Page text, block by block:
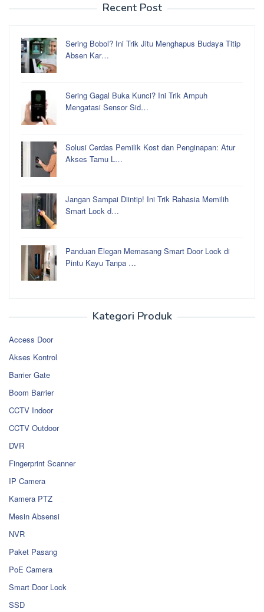
Recent Post
Sering Bobol? Ini Trik Jitu Menghapus Budaya Titip
Absen Kar…
Sering Gagal Buka Kunci? Ini Trik Ampuh
Mengatasi Sensor Sid…
Solusi Cerdas Pemilik Kost dan Penginapan: Atur
Akses Tamu L…
Jangan Sampai Diintip! Ini Trik Rahasia Memilih
Smart Lock d…
Panduan Elegan Memasang Smart Door Lock di
Pintu Kayu Tanpa …
Kategori Produk
Access Door
Akses Kontrol
Barrier Gate
Boom Barrier
CCTV Indoor
CCTV Outdoor
DVR
Fingerprint Scanner
IP Camera
Kamera PTZ
Mesin Absensi
NVR
Paket Pasang
PoE Camera
Smart Door Lock
SSD